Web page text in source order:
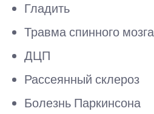
Гладить
Травма спинного мозга
ДЦП
Рассеянный склероз
Болезнь Паркинсона